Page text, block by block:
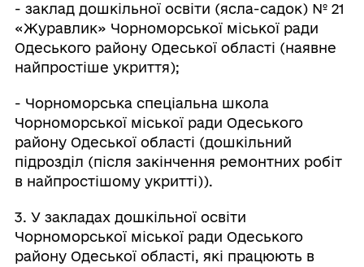
- заклад дошкільної освіти (ясла-садок) № 21
«Журавлик» Чорноморської міської ради
Одеського району Одеської області (наявне
найпростіше укриття);
- Чорноморська спеціальна школа
Чорноморської міської ради Одеського
району Одеської області (дошкільний
підрозділ (після закінчення ремонтних робіт
в найпростішому укритті)).
3. У закладах дошкільної освіти
Чорноморської міської ради Одеського
району Одеської області, які працюють в